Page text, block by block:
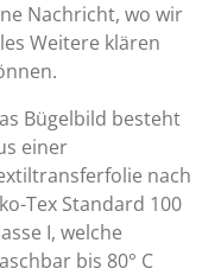
Nachricht, wo wir
Weitere klären
Bügelbild besteht
einer
nach
Tex Standard 100
I, welche
bis 80° C